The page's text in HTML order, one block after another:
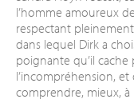
l’homme amoureux
respectant
dans lequel Dirk a
poignante qu’il
l’incompréhension, et
comprendre, mieux, à